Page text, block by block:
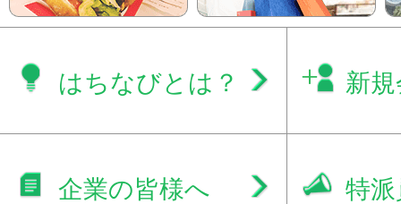
はちなびとは？ 新
企業の皆様へ 特